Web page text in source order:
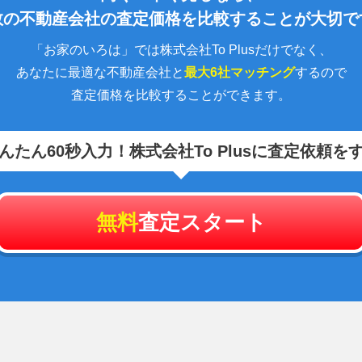
不動産会社の査定価格を比較することが大切で
「お家のいろは」では株式会社To Plusだけでなく、
あなたに最適な不動産会社と最大6社マッチングするので
査定価格を比較することができます。
たん60秒入力！ 株式会社To Plusに査定依頼を
無料査定スタート